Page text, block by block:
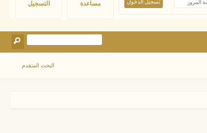
التسجيل مساعدة
البحث المتقدم